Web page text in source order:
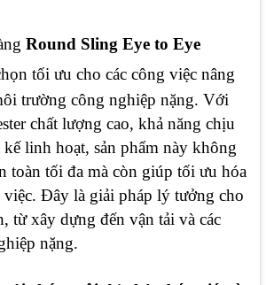
Round Sling Eye to Eye
tối ưu cho các công việc nâng
trường công nghiệp nặng. Với
chất lượng cao, khả năng chịu
linh hoạt, sản phẩm này không
toàn tối đa mà còn giúp tối ưu hóa
việc. Đây là giải pháp lý tưởng cho
từ xây dựng đến vận tải và các
nặng.